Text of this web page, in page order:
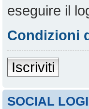
eseguire il
Condizioni
Iscriviti
SOCIAL